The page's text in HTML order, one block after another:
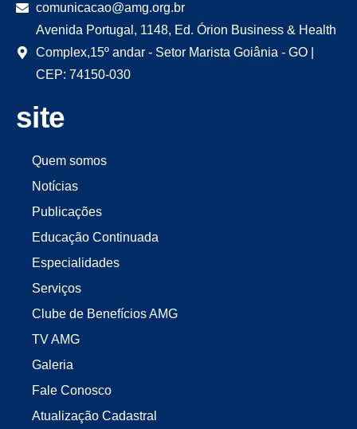
comunicacao@amg.org.br
Avenida Portugal, 1148, Ed. Órion Business & Health
Complex,15º andar - Setor Marista Goiânia - GO |
CEP: 74150-030
site
Quem somos
Notícias
Publicações
Educação Continuada
Especialidades
Serviços
Clube de Benefícios AMG
TV AMG
Galeria
Fale Conosco
Atualização Cadastral